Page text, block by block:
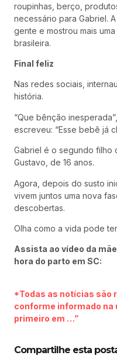
roupinhas, berço,
necessário para Gabriel.
gente e mostrou mais
brasileira.
Final feliz
Nas redes sociais,
história.
“Que bênção
escreveu: “Esse bebê já
Gabriel é o segundo filho
Gustavo, de 16 anos.
Agora, depois do susto
vivem juntos uma nova
descobertas.
Olha como a vida pode
Assista ao vídeo da
hora do parto em SC:
*Todas as notícias são
conforme informado na
primeiro em …”
Compartilhe esta